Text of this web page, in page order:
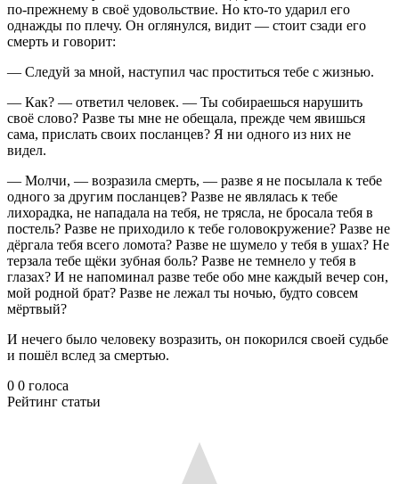
по-прежнему в своё удовольствие. Но кто-то ударил его
однажды по плечу. Он оглянулся, видит — стоит сзади его
смерть и говорит:
— Следуй за мной, наступил час проститься тебе с жизнью.
— Как? — ответил человек. — Ты собираешься нарушить
своё слово? Разве ты мне не обещала, прежде чем явишься
сама, прислать своих посланцев? Я ни одного из них не
видел.
— Молчи, — возразила смерть, — разве я не посылала к тебе
одного за другим посланцев? Разве не являлась к тебе
лихорадка, не нападала на тебя, не трясла, не бросала тебя в
постель? Разве не приходило к тебе головокружение? Разве не
дёргала тебя всего ломота? Разве не шумело у тебя в ушах? Не
терзала тебе щёки зубная боль? Разве не темнело у тебя в
глазах? И не напоминал разве тебе обо мне каждый вечер сон,
мой родной брат? Разве не лежал ты ночью, будто совсем
мёртвый?
И нечего было человеку возразить, он покорился своей судьбе
и пошёл вслед за смертью.
0 0 голоса
Рейтинг статьи